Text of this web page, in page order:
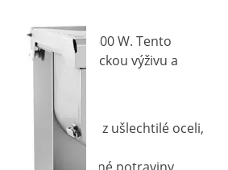
a výkonem 1500 W. Tento
koláče, kojeneckou výživu a
jsou vyrobeny z ušlechtilé oceli,